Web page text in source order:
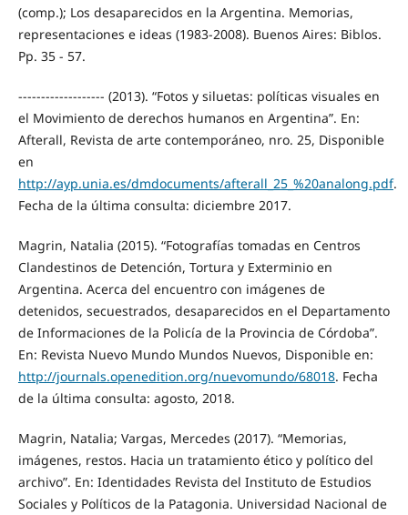
(comp.); Los desaparecidos en la Argentina. Memorias,
representaciones e ideas (1983-2008). Buenos Aires: Biblos.
Pp. 35 - 57.
------------------- (2013). “Fotos y siluetas: políticas visuales en
el Movimiento de derechos humanos en Argentina”. En:
Afterall, Revista de arte contemporáneo, nro. 25, Disponible
en
http://ayp.unia.es/dmdocuments/afterall_25_%20analong.pdf.
Fecha de la última consulta: diciembre 2017.
Magrin, Natalia (2015). “Fotografías tomadas en Centros
Clandestinos de Detención, Tortura y Exterminio en
Argentina. Acerca del encuentro con imágenes de
detenidos, secuestrados, desaparecidos en el Departamento
de Informaciones de la Policía de la Provincia de Córdoba”.
En: Revista Nuevo Mundo Mundos Nuevos, Disponible en:
http://journals.openedition.org/nuevomundo/68018. Fecha
de la última consulta: agosto, 2018.
Magrin, Natalia; Vargas, Mercedes (2017). “Memorias,
imágenes, restos. Hacia un tratamiento ético y político del
archivo”. En: Identidades Revista del Instituto de Estudios
Sociales y Políticos de la Patagonia. Universidad Nacional de